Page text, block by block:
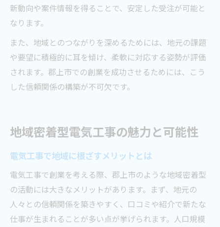
新動向や案件情報を得ることで、安定した受注が可能と
なります。
また、地域とのつながりを深めるためには、地元の課題
や要望に積極的に耳を傾け、柔軟に対応する姿勢が評価
されます。郡上市での創業を成功させるためには、こう
した信頼関係の構築が不可欠です。
地域密着型電気工事の魅力と可能性
電気工事で地域に根ざすメリットとは
電気工事で創業を考える際、郡上市のような地域密着型
の活動には大きなメリットがあります。まず、地元の
人々との信頼関係を築きやすく、口コミや紹介で新たな
仕事が生まれることが多い点が挙げられます。人口規模